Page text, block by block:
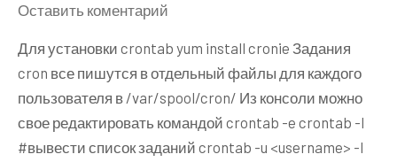
Оставить коментарий
поговорим?
Для установки crontab yum install cronie Задания
cron все пишутся в отдельный файлы для каждого
пользователя в /var/spool/cron/ Из консоли можно
свое редактировать командой crontab -e crontab -l
#вывести список заданий crontab -u <username> -l